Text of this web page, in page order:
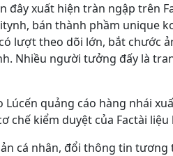
đây xuất hiện tràn ngập trên
bán thành phầm unique
lượt theo dõi lớn, bắt chước
Nhiều người tưởng đấy là
quảng cáo hàng nhái
chế kiểm duyệt của Factài
cá nhân, đổi thông tin